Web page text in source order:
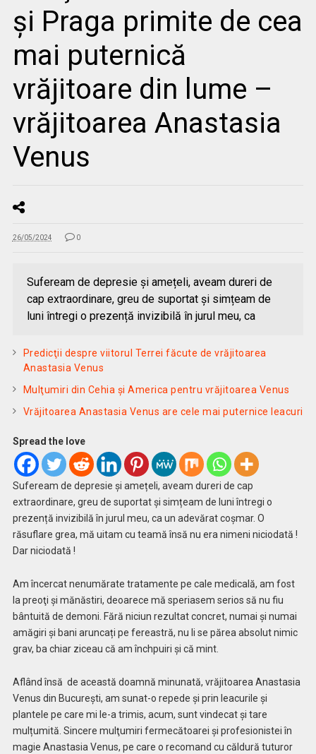
și Praga primite de cea
mai puternică
vrăjitoare din lume –
vrăjitoarea Anastasia
Venus
26/05/2024 0
Sufeream de depresie și amețeli, aveam dureri de
cap extraordinare, greu de suportat şi simțeam de
luni întregi o prezență invizibilă în jurul meu, ca
Predicţii despre viitorul Terrei făcute de vrăjitoarea
Anastasia Venus
Mulţumiri din Cehia și America pentru vrăjitoarea Venus
Vrăjitoarea Anastasia Venus are cele mai puternice leacuri
Spread the love
Sufeream de depresie și amețeli, aveam dureri de cap
extraordinare, greu de suportat şi simțeam de luni întregi o
prezență invizibilă în jurul meu, ca un adevărat coșmar. O
răsuflare grea, mă uitam cu teamă însă nu era nimeni niciodată !
Dar niciodată !
Am încercat nenumărate tratamente pe cale medicală, am fost
la preoţi şi mănăstiri, deoarece mă speriasem serios să nu fiu
bântuită de demoni. Fără niciun rezultat concret, numai și numai
amăgiri și bani aruncați pe fereastră, nu li se părea absolut nimic
grav, ba chiar ziceau că am închpuiri și că mint.
Aflând însă de această doamnă minunată, vrăjitoarea Anastasia
Venus din București, am sunat-o repede şi prin leacurile şi
plantele pe care mi le-a trimis, acum, sunt vindecat şi tare
mulțumită. Sincere mulţumiri fermecătoarei și profesionistei în
magie Anastasia Venus, pe care o recomand cu căldură tuturor